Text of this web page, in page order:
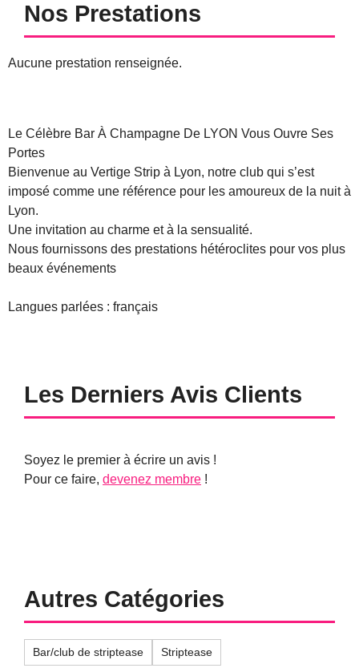
Nos Prestations
Aucune prestation renseignée.
Le Célèbre Bar À Champagne De LYON Vous Ouvre Ses
Portes
Bienvenue au Vertige Strip à Lyon, notre club qui s’est
imposé comme une référence pour les amoureux de la nuit à
Lyon.
Une invitation au charme et à la sensualité.
Nous fournissons des prestations hétéroclites pour vos plus
beaux événements
Langues parlées : français
Les Derniers Avis Clients
Soyez le premier à écrire un avis !
Pour ce faire, devenez membre !
Autres Catégories
Bar/club de striptease Striptease